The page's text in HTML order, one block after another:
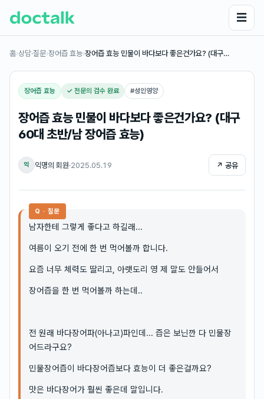
☰
홈›상담·질문›장어즙 효능›장어즙 효능 민물이 바다보다 좋은건가요? (대구…
장어즙 효능 ✓ 전문의 검수 완료 #성인영양
장어즙 효능 민물이 바다보다 좋은건가요? (대구
60대 초반/남 장어즙 효능)
익 익명의 회원·2025.05.19 ↗ 공유
Q · 질문
남자한테 그렇게 좋다고 하길래...
여름이 오기 전에 한 번 먹어볼까 합니다.
요즘 너무 체력도 딸리고, 아랫도리 영 제 말도 안들어서
장어즙을 한 번 먹어볼까 하는데..
전 원래 바다장어파(아나고)파인데... 즙은 보닌깐 다 민물장
어드라구요?
민물장어즙이 바다장어즙보다 효능이 더 좋은걸까요?
맛은 바다장어가 훨씬 좋은데 말입니다.